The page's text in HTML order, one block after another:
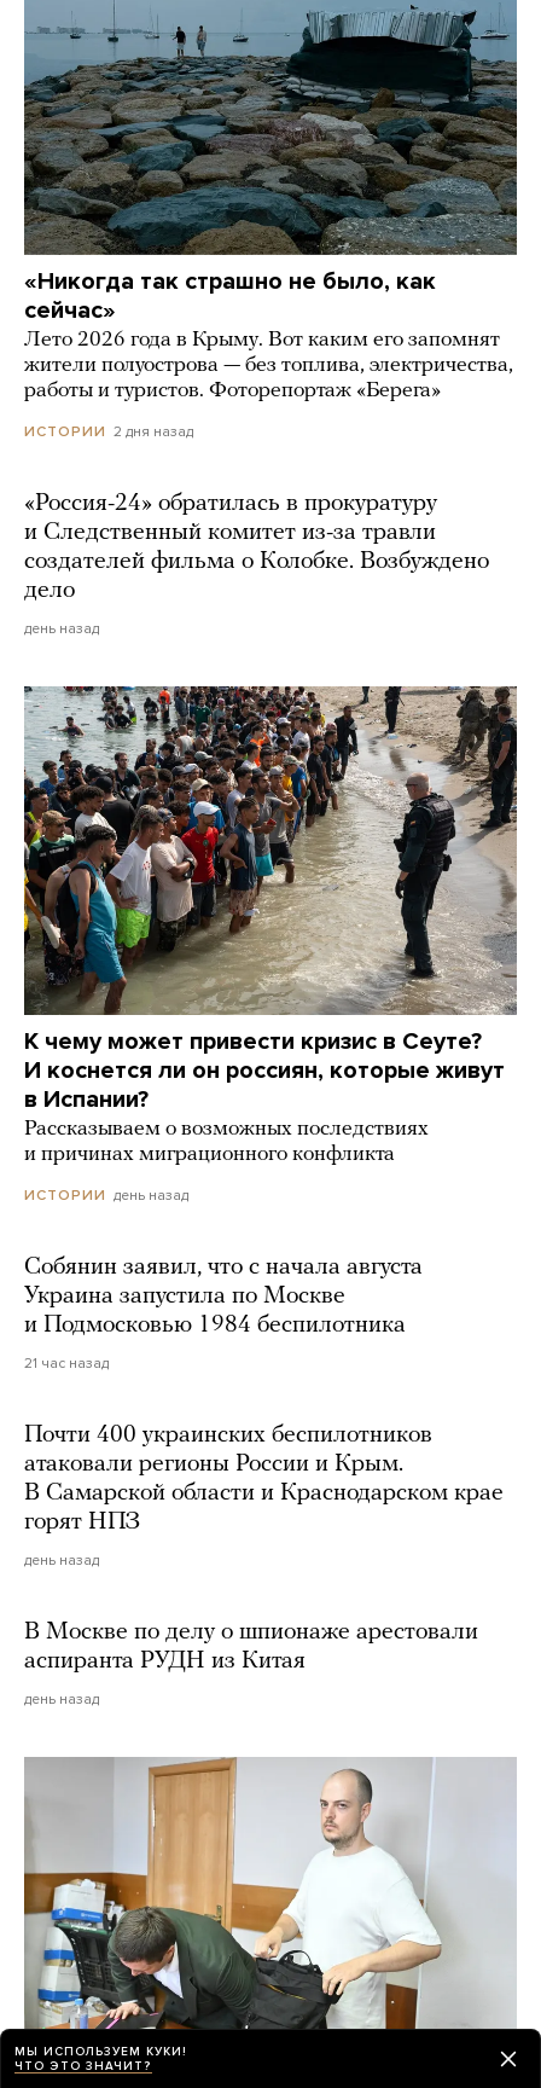
«Никогда так страшно не было, как
сейчас»
Лето 2026 года в Крыму. Вот каким его запомнят
жители полуострова — без топлива, электричества,
работы и туристов. Фоторепортаж «Берега»
ИСТОРИИ 2 дня назад
«Россия-24» обратилась в прокуратуру
и Следственный комитет из-за травли
создателей фильма о Колобке. Возбуждено
дело
день назад
К чему может привести кризис в Сеуте?
И коснется ли он россиян, которые живут
в Испании?
Рассказываем о возможных последствиях
и причинах миграционного конфликта
ИСТОРИИ день назад
Собянин заявил, что с начала августа
Украина запустила по Москве
и Подмосковью 1984 беспилотника
21 час назад
Почти 400 украинских беспилотников
атаковали регионы России и Крым.
В Самарской области и Краснодарском крае
горят НПЗ
день назад
В Москве по делу о шпионаже арестовали
аспиранта РУДН из Китая
день назад
МЫ ИСПОЛЬЗУЕМ КУКИ!
ЧТО ЭТО ЗНАЧИТ?